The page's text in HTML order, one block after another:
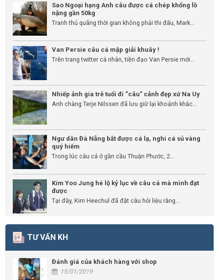
Sao Ngoại hạng Anh câu được cá chép khổng lồ
nặng gần 50kg
Tranh thủ quãng thời gian không phải thi đấu, Mark...
Van Persie câu cá mập giải khuây !
Trên trang twitter cá nhân, tiền đạo Van Persie mới...
Nhiếp ảnh gia trẻ tuổi đi “câu” cảnh đẹp xứ Na Uy
Anh chàng Terje Nilssen đã lưu giữ lại khoảnh khắc...
Ngư dân Đà Nẵng bắt được cá lạ, nghi cá sủ vàng
quý hiếm
Trong lúc câu cá ở gần cầu Thuận Phước, 2...
Kim Yoo Jung hé lộ kỷ lục về câu cá mà mình đạt
được
Tại đây, Kim Heechul đã đặt câu hỏi liệu rằng...
TƯ VẤN KH
Đánh giá của khách hàng với shop
15/01/2019